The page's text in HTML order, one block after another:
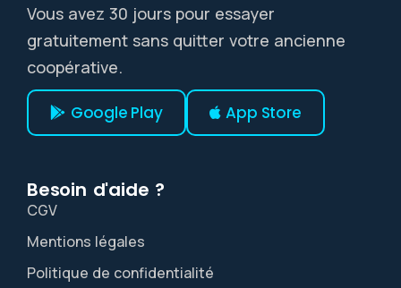
Vous avez 30 jours pour essayer
gratuitement sans quitter votre ancienne
coopérative.
Google Play App Store
Besoin d'aide ?
CGV
Mentions légales
Politique de confidentialité